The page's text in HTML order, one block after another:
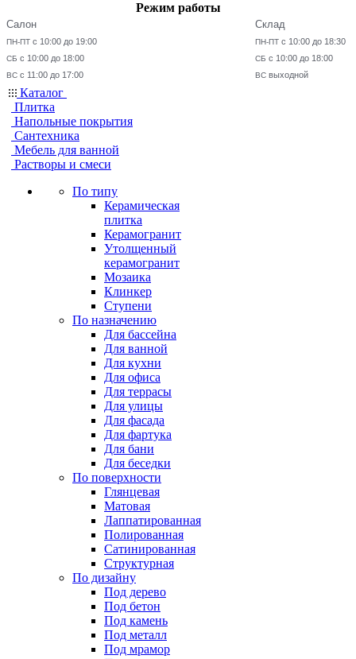
Режим работы
Салон
ПН-ПТ с 10:00 до 19:00
СБ с 10:00 до 18:00
ВС с 11:00 до 17:00
Склад
ПН-ПТ с 10:00 до 18:30
СБ с 10:00 до 18:00
ВС выходной
Каталог
Плитка
Напольные покрытия
Сантехника
Мебель для ванной
Растворы и смеси
По типу
Керамическая
плитка
Керамогранит
Утолщенный
керамогранит
Мозаика
Клинкер
Ступени
По назначению
Для бассейна
Для ванной
Для кухни
Для офиса
Для террасы
Для улицы
Для фасада
Для фартука
Для бани
Для беседки
По поверхности
Глянцевая
Матовая
Лаппатированная
Полированная
Сатинированная
Структурная
По дизайну
Под дерево
Под бетон
Под камень
Под металл
Под мрамор